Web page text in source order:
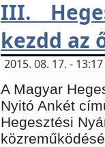
III.
kezdd az
2015. 08. 17. -
A Magyar
Nyitó Ankét
Hegesztési